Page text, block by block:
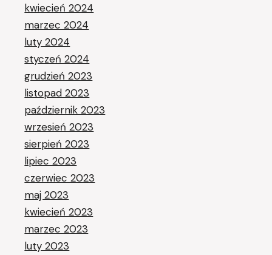
kwiecień 2024
marzec 2024
luty 2024
styczeń 2024
grudzień 2023
listopad 2023
październik 2023
wrzesień 2023
sierpień 2023
lipiec 2023
czerwiec 2023
maj 2023
kwiecień 2023
marzec 2023
luty 2023